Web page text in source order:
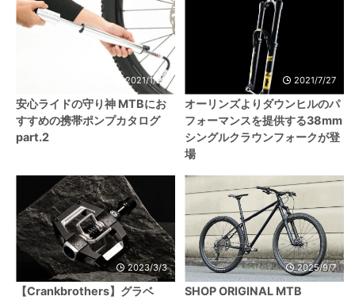
2021/1/28
安心ライドの守り神 MTBにお
すすめの携帯ポンプカタログ
part.2
2021/7/27
オーリンズよりダウンヒルのパ
フォーマンスを提供する38mm
シングルクラウンフォークが登
場
2023/3/3
【Crankbrothers】グラベ
2025/9/7
SHOP ORIGINAL MTB